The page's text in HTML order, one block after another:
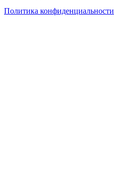
Политика конфиденциальности